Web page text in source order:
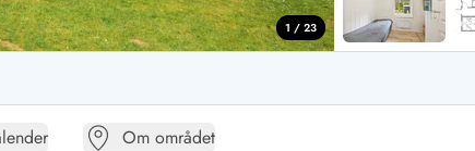
os
1 / 23
Om området